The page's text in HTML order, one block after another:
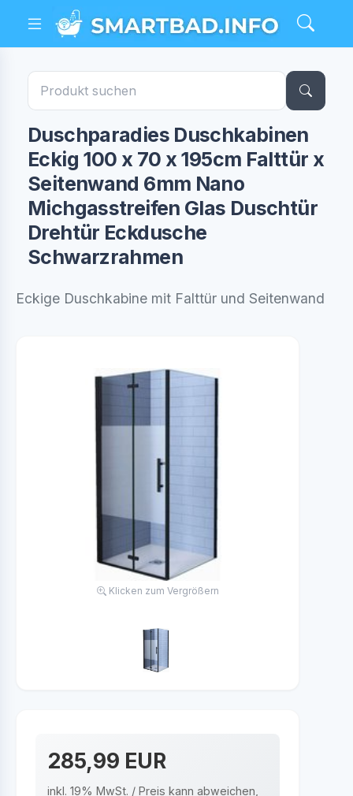
Duschparadies Duschkabinen
Eckig 100 x 70 x 195cm Falttür x
Seitenwand 6mm Nano
Michgasstreifen Glas Duschtür
Drehtür Eckdusche
Schwarzrahmen
Eckige Duschkabine mit Falttür und Seitenwand
Klicken zum Vergrößern
285,99 EUR
inkl. 19% MwSt. / Preis kann abweichen,